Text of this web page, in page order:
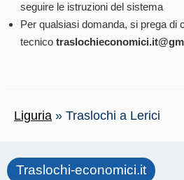
seguire le istruzioni del sistema
Per qualsiasi domanda, si prega di
tecnico
Liguria » Traslochi a Lerici
Traslochi-economici.it